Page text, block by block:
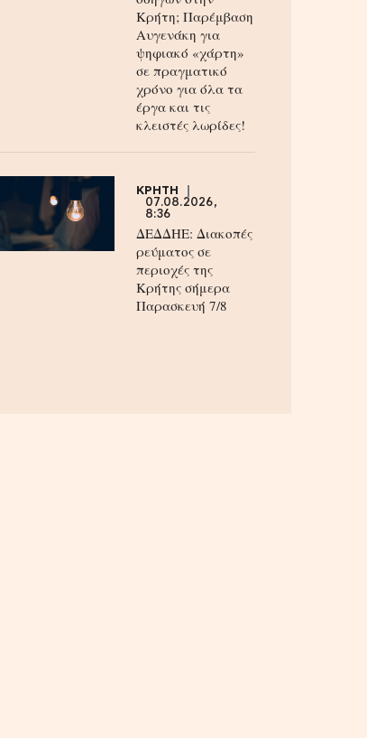
Κρήτη; Παρέμβαση
Αυγενάκη για
ψηφιακό «χάρτη»
σε πραγματικό
χρόνο για όλα τα
έργα και τις
κλειστές λωρίδες!
ΚΡΗΤΗ
07.08.2026,
8:36
ΔΕΔΔΗΕ: Διακοπές
ρεύματος σε
περιοχές της
Κρήτης σήμερα
Παρασκευή 7/8